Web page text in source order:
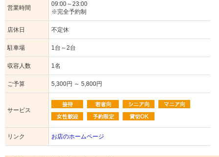
営業時間
09:00～23:00
※完全予約制
店休日 不定休
駐車場 1台～2台
収容人数 1名
ご予算 5,300円 ～ 5,800円
サービス
リンク お店のホームページ